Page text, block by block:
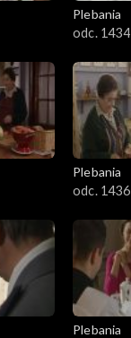
Plebania
odc. 1434
Plebania
odc. 1436
Plebania